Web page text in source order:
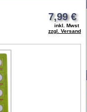
7,99 €
inkl. Mwst
zzgl. Versand